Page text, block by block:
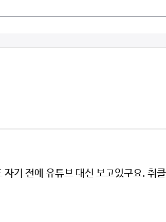
기 전에 유튜브 대신 보고있구요. 취